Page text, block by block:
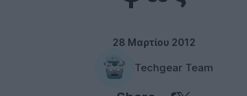
28 Μαρτίου 2012
Techgear Team